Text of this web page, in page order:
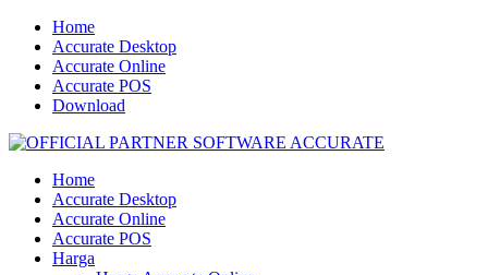
Home
Accurate Desktop
Accurate Online
Accurate POS
Download
Home
Accurate Desktop
Accurate Online
Accurate POS
Harga